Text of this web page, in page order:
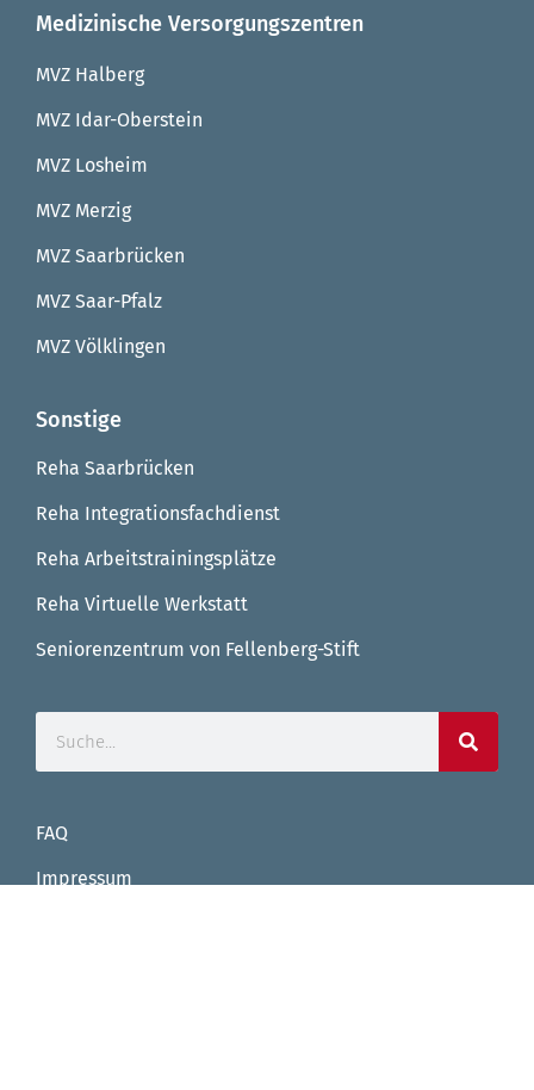
Medizinische Versorgungszentren
MVZ Halberg
MVZ Idar-Oberstein
MVZ Losheim
MVZ Merzig
MVZ Saarbrücken
MVZ Saar-Pfalz
MVZ Völklingen
Sonstige
Reha Saarbrücken
Reha Integrationsfachdienst
Reha Arbeitstrainingsplätze
Reha Virtuelle Werkstatt
Seniorenzentrum von Fellenberg-Stift
FAQ
Impressum